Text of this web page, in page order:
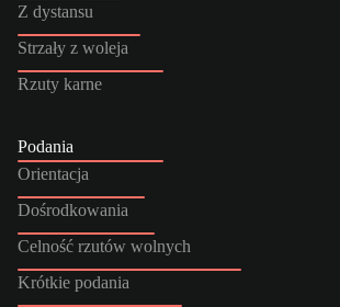
Z dystansu
Strzały z woleja
Rzuty karne
Podania
Orientacja
Dośrodkowania
Celność rzutów wolnych
Krótkie podania